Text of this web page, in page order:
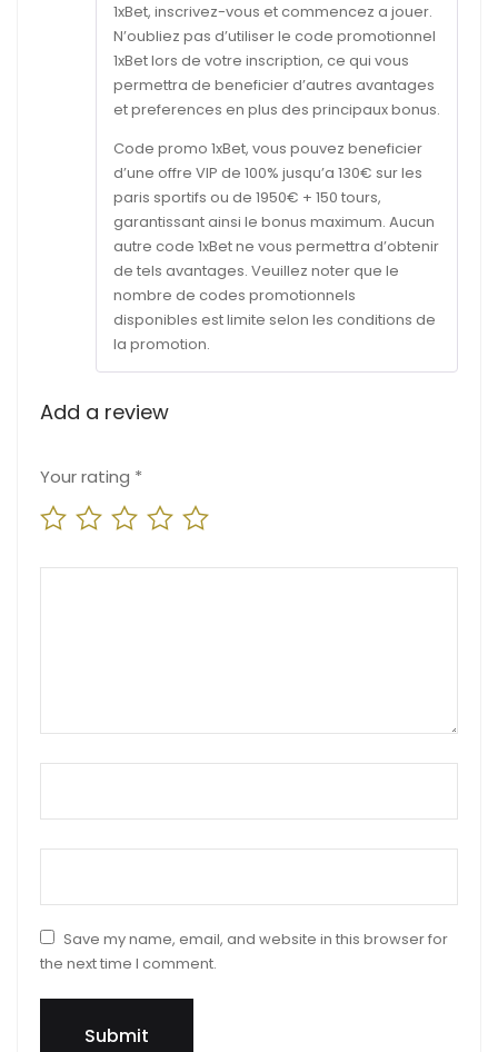
1xBet, inscrivez-vous et commencez a jouer.
N’oubliez pas d’utiliser le code promotionnel
1xBet lors de votre inscription, ce qui vous
permettra de beneficier d’autres avantages
et preferences en plus des principaux bonus.
Code promo 1xBet, vous pouvez beneficier
d’une offre VIP de 100% jusqu’a 130€ sur les
paris sportifs ou de 1950€ + 150 tours,
garantissant ainsi le bonus maximum. Aucun
autre code 1xBet ne vous permettra d’obtenir
de tels avantages. Veuillez noter que le
nombre de codes promotionnels
disponibles est limite selon les conditions de
la promotion.
Add a review
Your rating *
Your review*
Name*
Email*
Save my name, email, and website in this browser for
the next time I comment.